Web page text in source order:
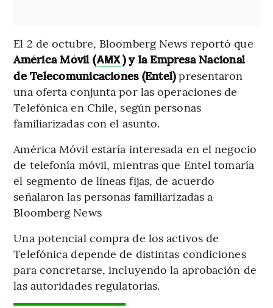
El 2 de octubre, Bloomberg News reportó que
América Móvil (AMX) y la Empresa Nacional
de Telecomunicaciones (Entel)presentaron
una oferta conjunta por las operaciones de
Telefónica en Chile, según personas
familiarizadas con el asunto.
América Móvil estaría interesada en el negocio
de telefonía móvil, mientras que Entel tomaría
el segmento de líneas fijas, de acuerdo
señalaron las personas familiarizadas a
Bloomberg News
Una potencial compra de los activos de
Telefónica depende de distintas condiciones
para concretarse, incluyendo la aprobación de
las autoridades regulatorias.